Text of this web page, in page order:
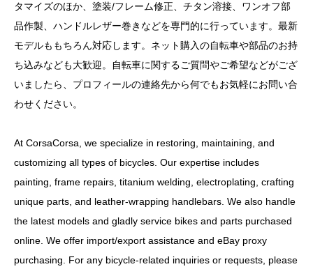
タマイズのほか、塗装/フレーム修正、チタン溶接、ワンオフ部
品作製、ハンドルレザー巻きなどを専門的に行っています。最新
モデルももちろん対応します。ネット購入の自転車や部品のお持
ち込みなども大歓迎。自転車に関するご質問やご希望などがござ
いましたら、プロフィールの連絡先から何でもお気軽にお問い合
わせください。
At CorsaCorsa, we specialize in restoring, maintaining, and
customizing all types of bicycles. Our expertise includes
painting, frame repairs, titanium welding, electroplating, crafting
unique parts, and leather-wrapping handlebars. We also handle
the latest models and gladly service bikes and parts purchased
online. We offer import/export assistance and eBay proxy
purchasing. For any bicycle-related inquiries or requests, please